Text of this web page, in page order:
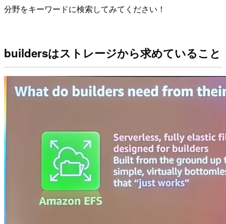
分野をキーワードに検索してみてください！
buildersはストレージから求めていること